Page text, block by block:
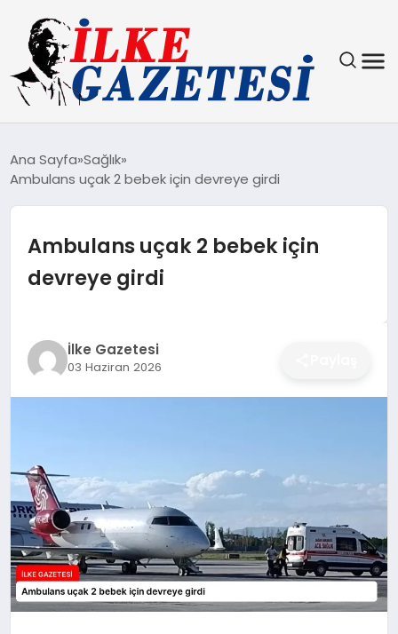
TEKNOLOJI
SPOR
SAĞLIK
EKONOMI
SIYASET
EĞITIM
Ana Sayfa Sağlık
Ambulans uçak 2 bebek için devreye girdi
Ambulans uçak 2 bebek için
devreye girdi
İlke Gazetesi
03 Haziran 2026